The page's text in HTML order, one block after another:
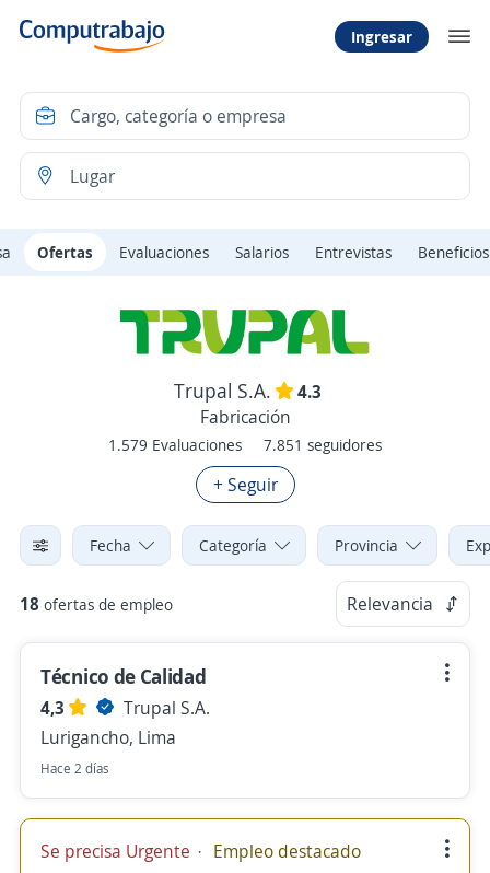
Ingresar
Ofertas Evaluaciones Salarios Entrevistas Beneficios
Trupal S.A.
4.3
Fabricación
1.579 Evaluaciones 7.851 seguidores
+ Seguir
Fecha Categoría Provincia
18 ofertas de empleo Relevancia
Técnico de Calidad
4,3
Trupal S.A.
Lurigancho, Lima
Hace 2 días
Se precisa Urgente Empleo destacado